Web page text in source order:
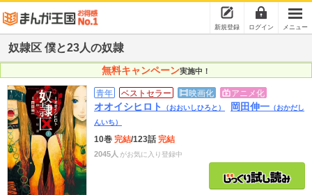
新規登録 ログイン メニュー
奴隷区 僕と23人の奴隷
無料キャンペーン実施中！
青年 ベストセラー 映画化 アニメ化
オオイシヒロト （おおいしひろと） 岡田伸一 （おかだし
んいち）
10巻 完結/123話完結
2045人 がお気に入り登録中